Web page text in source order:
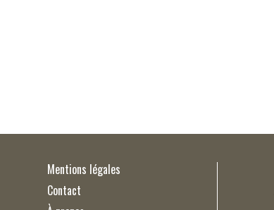
Mentions légales
Contact